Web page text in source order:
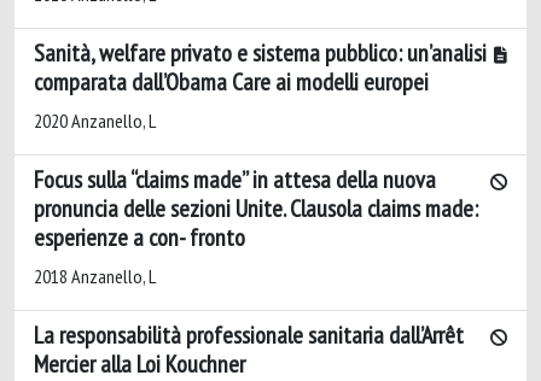
Sanità, welfare privato e sistema pubblico: un’analisi
comparata dall’Obama Care ai modelli europei
2020 Anzanello, L
Focus sulla “claims made” in attesa della nuova
pronuncia delle sezioni Unite. Clausola claims made:
esperienze a con- fronto
2018 Anzanello, L
La responsabilità professionale sanitaria dall’Arrêt
Mercier alla Loi Kouchner